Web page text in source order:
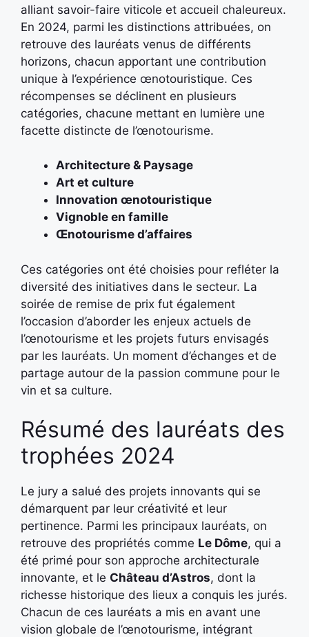
alliant savoir-faire viticole et accueil chaleureux.
En 2024, parmi les distinctions attribuées, on
retrouve des lauréats venus de différents
horizons, chacun apportant une contribution
unique à l’expérience œnotouristique. Ces
récompenses se déclinent en plusieurs
catégories, chacune mettant en lumière une
facette distincte de l’œnotourisme.
Architecture & Paysage
Art et culture
Innovation œnotouristique
Vignoble en famille
Œnotourisme d’affaires
Ces catégories ont été choisies pour refléter la
diversité des initiatives dans le secteur. La
soirée de remise de prix fut également
l’occasion d’aborder les enjeux actuels de
l’œnotourisme et les projets futurs envisagés
par les lauréats. Un moment d’échanges et de
partage autour de la passion commune pour le
vin et sa culture.
Résumé des lauréats des
trophées 2024
Le jury a salué des projets innovants qui se
démarquent par leur créativité et leur
pertinence. Parmi les principaux lauréats, on
retrouve des propriétés comme Le Dôme, qui a
été primé pour son approche architecturale
innovante, et le Château d’Astros, dont la
richesse historique des lieux a conquis les jurés.
Chacun de ces lauréats a mis en avant une
vision globale de l’œnotourisme, intégrant